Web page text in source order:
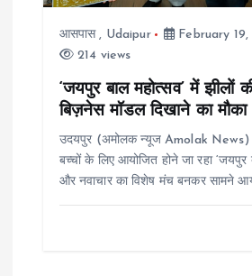
आसपास, Udaipur
February
214 views
‘जयपुर बाल महोत्सव’ में झीलों
बिज़नेस मॉडल दिखाने का मौका
उदयपुर (अमोलक न्यूज Amolak
बच्चों के लिए आयोजित होने जा रहा ‘जयपुर
और नवाचार का विशेष मंच बनकर सामने